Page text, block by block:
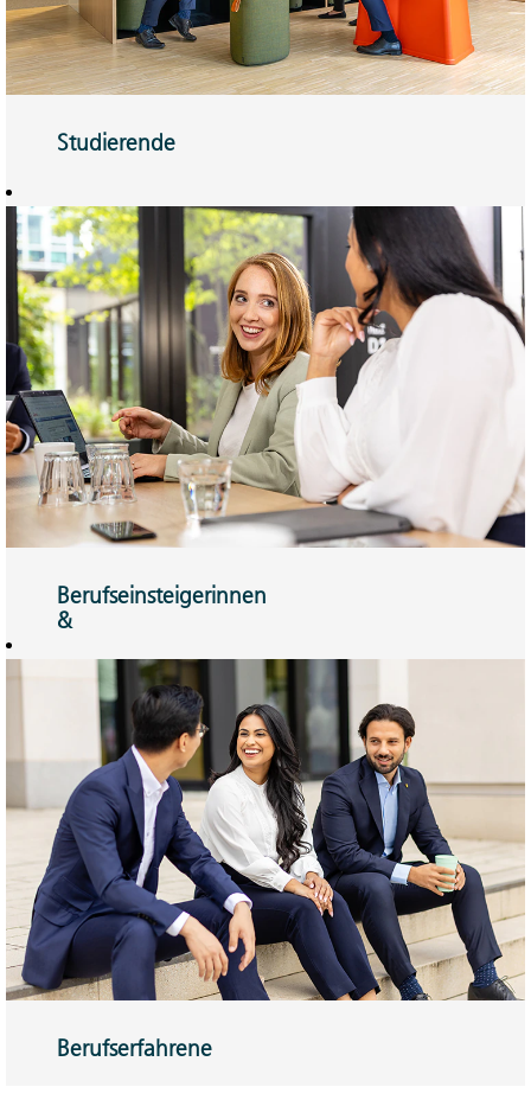
Studierende
Praktikum oder
Abschlussarbeit –
Sie können sich
immer
weiterentwickeln.
Hier mehr erfahren.
Berufseinsteigerinnen
&
Traineeprogramm
oder Direkteinstieg
– Sie können
Veränderungen
bewirken.
Hier mehr
erfahren!
Berufserfahrene